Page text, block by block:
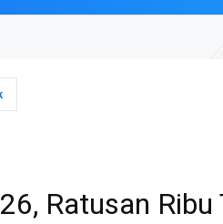
Ratusan